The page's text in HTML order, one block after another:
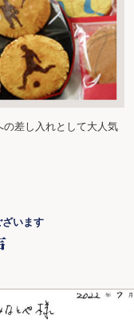
差し入れとして大人気
います